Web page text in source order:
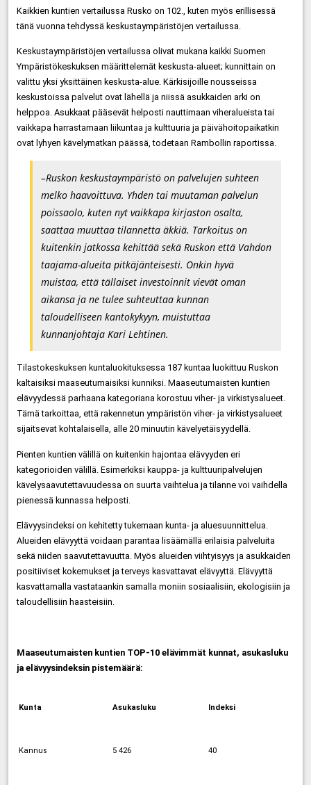
Kaikkien kuntien vertailussa Rusko on 102., kuten myös erillisessä
tänä vuonna tehdyssä keskustaympäristöjen vertailussa.
Keskustaympäristöjen vertailussa olivat mukana kaikki Suomen
Ympäristökeskuksen määrittelemät keskusta-alueet; kunnittain on
valittu yksi yksittäinen keskusta-alue. Kärkisijoille nousseissa
keskustoissa palvelut ovat lähellä ja niissä asukkaiden arki on
helppoa. Asukkaat pääsevät helposti nauttimaan viheralueista tai
vaikkapa harrastamaan liikuntaa ja kulttuuria ja päivähoitopaikatkin
ovat lyhyen kävelymatkan päässä, todetaan Rambollin raportissa.
–Ruskon keskustaympäristö on palvelujen suhteen
melko haavoittuva. Yhden tai muutaman palvelun
poissaolo, kuten nyt vaikkapa kirjaston osalta,
saattaa muuttaa tilannetta äkkiä. Tarkoitus on
kuitenkin jatkossa kehittää sekä Ruskon että Vahdon
taajama-alueita pitkäjänteisesti. Onkin hyvä
muistaa, että tällaiset investoinnit vievät oman
aikansa ja ne tulee suhteuttaa kunnan
taloudelliseen kantokykyyn, muistuttaa
kunnanjohtaja Kari Lehtinen.
Tilastokeskuksen kuntaluokituksessa 187 kuntaa luokittuu Ruskon
kaltaisiksi maaseutumaisiksi kunniksi. Maaseutumaisten kuntien
elävyydessä parhaana kategoriana korostuu viher- ja virkistysalueet.
Tämä tarkoittaa, että rakennetun ympäristön viher- ja virkistysalueet
sijaitsevat kohtalaisella, alle 20 minuutin kävelyetäisyydellä.
Pienten kuntien välillä on kuitenkin hajontaa elävyyden eri
kategorioiden välillä. Esimerkiksi kauppa- ja kulttuuripalvelujen
kävelysaavutettavuudessa on suurta vaihtelua ja tilanne voi vaihdella
pienessä kunnassa helposti.
Elävyysindeksi on kehitetty tukemaan kunta- ja aluesuunnittelua.
Alueiden elävyyttä voidaan parantaa lisäämällä erilaisia palveluita
sekä niiden saavutettavuutta. Myös alueiden viihtyisyys ja asukkaiden
positiiviset kokemukset ja terveys kasvattavat elävyyttä. Elävyyttä
kasvattamalla vastataankin samalla moniin sosiaalisiin, ekologisiin ja
taloudellisiin haasteisiin.
Maaseutumaisten kuntien TOP-10 elävimmät kunnat, asukasluku
ja elävyysindeksin pistemäärä:
Kunta Asukasluku Indeksi
Kannus 5 426 40